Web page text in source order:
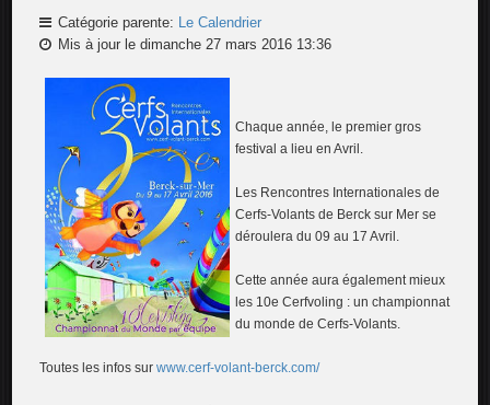
Catégorie parente: Le Calendrier
Mis à jour le dimanche 27 mars 2016 13:36
Chaque année, le premier gros
festival a lieu en Avril.
Les Rencontres Internationales de
Cerfs-Volants de Berck sur Mer se
déroulera du 09 au 17 Avril.
Cette année aura également mieux
les 10e Cerfvoling : un championnat
du monde de Cerfs-Volants.
Toutes les infos surwww.cerf-volant-berck.com/